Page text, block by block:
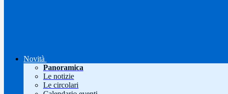
Novità
Panoramica
Le notizie
Le circolari